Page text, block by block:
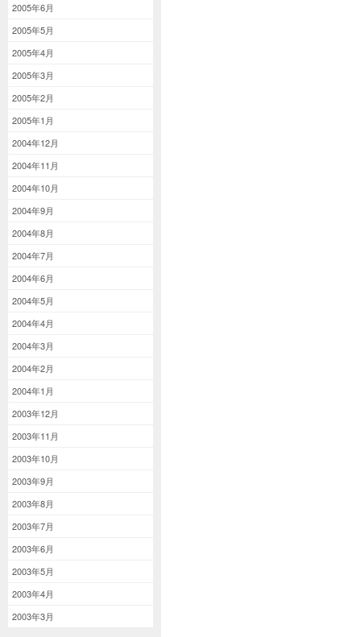
2005年6月
2005年5月
2005年4月
2005年3月
2005年2月
2005年1月
2004年12月
2004年11月
2004年10月
2004年9月
2004年8月
2004年7月
2004年6月
2004年5月
2004年4月
2004年3月
2004年2月
2004年1月
2003年12月
2003年11月
2003年10月
2003年9月
2003年8月
2003年7月
2003年6月
2003年5月
2003年4月
2003年3月